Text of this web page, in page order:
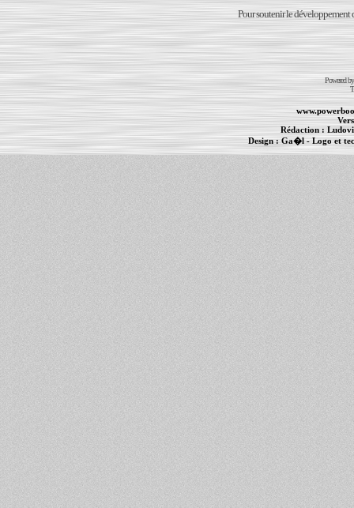
Pour soutenir le développement
Powered
Rédaction :
Design :Ga�l- Logo et
PowerBook